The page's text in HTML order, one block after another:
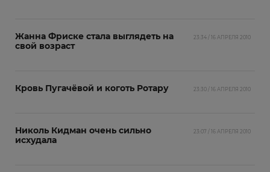
23:34 / 16 АПРЕЛЯ 2010
Жанна Фриске стала выглядеть на
свой возраст
23:30 / 16 АПРЕЛЯ 2010
Кровь Пугачёвой и коготь Ротару
23:07 / 16 АПРЕЛЯ 2010
Николь Кидман очень сильно
исхудала